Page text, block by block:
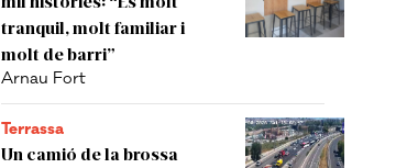
tranquil, molt familiar i
molt de barri”
Arnau Fort
Terrassa
Un camió de la brossa